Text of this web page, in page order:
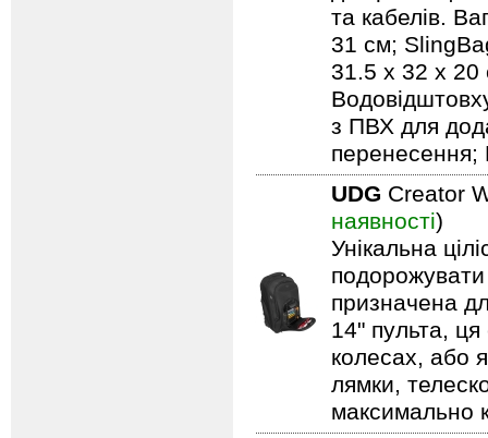
та кабелів.
31 см;
31.5 x 32 x 20
з ПВХ для
перенесення;
UDG Creator
наявності)
Унікальна
подорожувати
призначена
14" пульта,
колесах, або
лямки,
максимально